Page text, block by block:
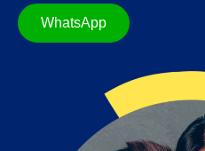
WhatsApp